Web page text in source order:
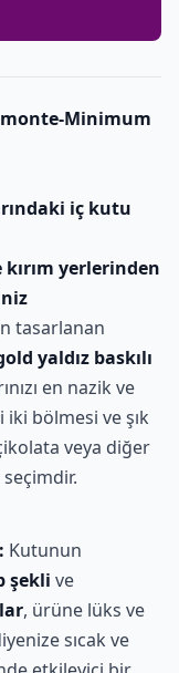
Minimum
iç kutu
yerlerinden
tasarlanan
yaldız baskılı
en nazik ve
bölmesi ve şık
veya diğer
Kutunun
şekli ve
, ürüne lüks ve
sıcak ve